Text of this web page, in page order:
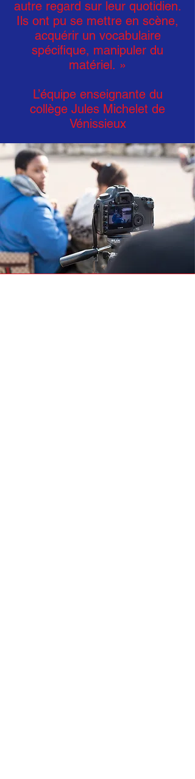
autre regard sur leur quotidien.
Ils ont pu se mettre en scène,
acquérir un vocabulaire
spécifique, manipuler du
matériel. »
L’équipe enseignante du
collège Jules Michelet de
Vénissieux